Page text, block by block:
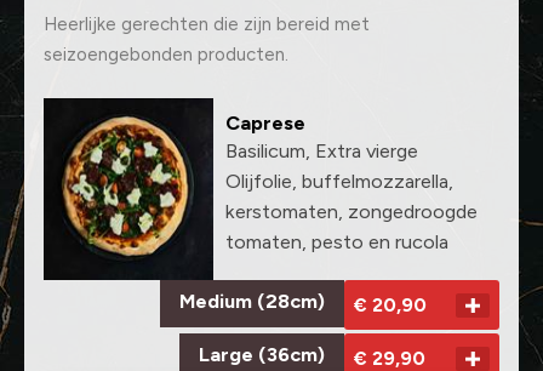
Heerlijke gerechten die zijn bereid met
seizoengebonden producten.
Caprese
Basilicum, Extra vierge
Olijfolie, buffelmozzarella,
kerstomaten, zongedroogde
tomaten, pesto en rucola
Medium (28cm) € 20,90
Large (36cm) € 29,90